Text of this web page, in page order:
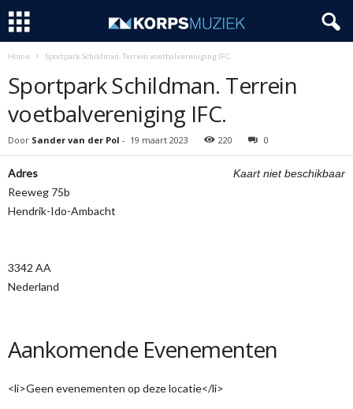
Home Sportpark Schildman. Terrein voetbalvereniging IFC.
Sportpark Schildman. Terrein
voetbalvereniging IFC.
Door Sander van der Pol - 19 maart 2023 220 0
Kaart niet beschikbaar
Adres
Reeweg 75b
Hendrik-Ido-Ambacht
3342 AA
Nederland
Aankomende Evenementen
<li>Geen evenementen op deze locatie</li>